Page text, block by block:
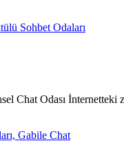
Sohbet Odaları
Chat Odası İnternetteki